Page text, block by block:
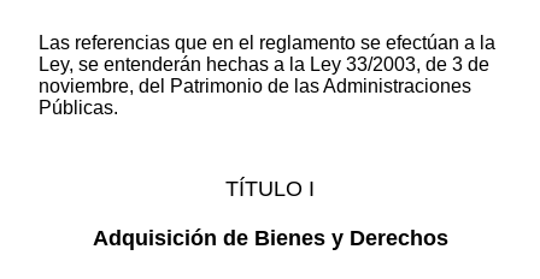
Las referencias que en el reglamento se efectúan a la
Ley, se entenderán hechas a la Ley 33/2003, de 3 de
noviembre, del Patrimonio de las Administraciones
Públicas.
TÍTULO I
Adquisición de Bienes y Derechos